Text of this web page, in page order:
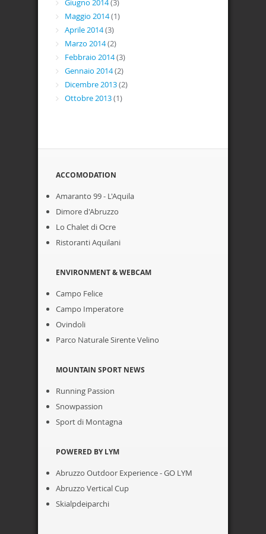
Giugno 2014(3)
Maggio 2014(1)
Aprile 2014(3)
Marzo 2014(2)
Febbraio 2014(3)
Gennaio 2014(2)
Dicembre 2013(2)
Ottobre 2013(1)
ACCOMODATION
Amaranto 99 - L'Aquila
Dimore d'Abruzzo
Lo Chalet di Ocre
Ristoranti Aquilani
ENVIRONMENT & WEBCAM
Campo Felice
Campo Imperatore
Ovindoli
Parco Naturale Sirente Velino
MOUNTAIN SPORT NEWS
Running Passion
Snowpassion
Sport di Montagna
POWERED BY LYM
Abruzzo Outdoor Experience - GO LYM
Abruzzo Vertical Cup
Skialpdeiparchi